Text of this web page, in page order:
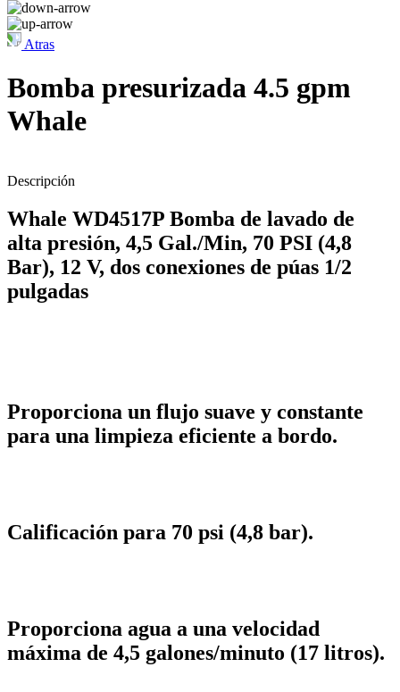
Atras
Bomba presurizada 4.5 gpm
Whale
Descripción
Whale WD4517P Bomba de lavado de
alta presión, 4,5 Gal./Min, 70 PSI (4,8
Bar), 12 V, dos conexiones de púas 1/2
pulgadas
Proporciona un flujo suave y constante
para una limpieza eficiente a bordo.
Calificación para 70 psi (4,8 bar).
Proporciona agua a una velocidad
máxima de 4,5 galones/minuto (17 litros).